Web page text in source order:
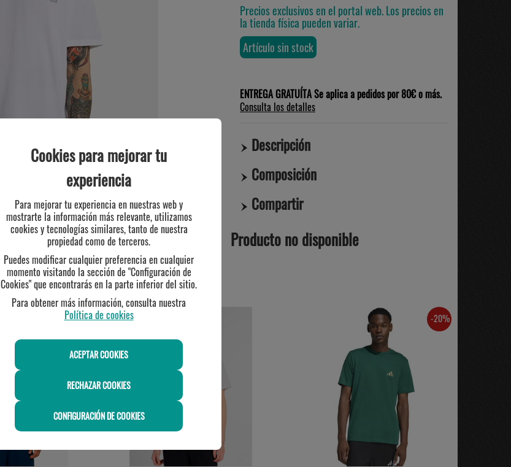
Precios exclusivos en el portal web. Los precios en
la tienda física pueden variar.
Artículo sin stock
ENTREGA GRATUÍTA Se aplica a pedidos por 80€ o más.
Consulta los detalles
Descripción
Composición
Compartir
Producto no disponible
TE PUEDE INTERESAR
-20%
Cookies para mejorar tu
experiencia
Para mejorar tu experiencia en nuestras web y
mostrarte la información más relevante, utilizamos
cookies y tecnologías similares, tanto de nuestra
propiedad como de terceros.
Puedes modificar cualquier preferencia en cualquier
momento visitando la sección de "Configuración de
Cookies" que encontrarás en la parte inferior del sitio.
Para obtener más información, consulta nuestra
Política de cookies
ACEPTAR COOKIES
RECHAZAR COOKIES
CONFIGURACIÓN DE COOKIES